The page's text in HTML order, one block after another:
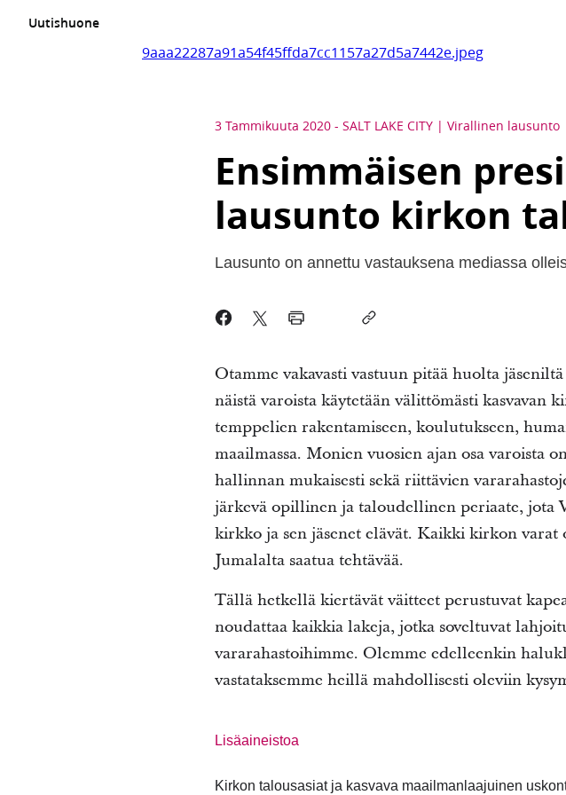
Uutishuone
9aaa22287a91a54f45ffda7cc1157a27d5a7442e.jpeg
3 Tammikuuta 2020 - SALT LAKE CITY Virallinen lausunto
Ensimmäisen
lausunto kirkon
Lausunto on annettu vastauksena mediassa
Otamme vakavasti vastuun pitää huolta
näistä varoista käytetään välittömästi kasvavan
temppelien rakentamiseen, koulutukseen,
maailmassa. Monien vuosien ajan osa varoista
hallinnan mukaisesti sekä riittävien
järkevä opillinen ja taloudellinen periaate, jota
kirkko ja sen jäsenet elävät. Kaikki kirkon varat
Jumalalta saatua tehtävää.
Tällä hetkellä kiertävät väitteet perustuvat
noudattaa kaikkia lakeja, jotka soveltuvat
vararahastoihimme. Olemme edelleenkin
vastataksemme heillä mahdollisesti oleviin
Lisäaineistoa
Kirkon talousasiat ja kasvava maailmanlaajuinen